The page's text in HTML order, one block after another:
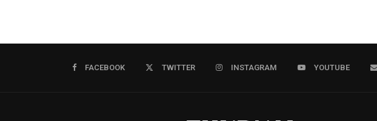
FACEBOOK TWITTER INSTAGRAM YOUTUBE